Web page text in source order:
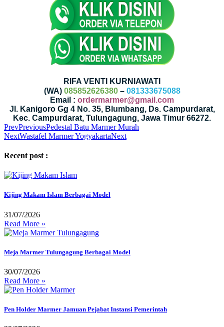
RIFA VENTI KURNIAWATI
(WA) 085852626380– 081333675088
Email : ordermarmer@gmail.com
Jl. Kanigoro Gg 4 No. 35, Blumbang, Ds. Campurdarat,
Kec. Campurdarat, Tulungagung, Jawa Timur 66272.
PrevPreviousPedestal Batu Marmer Murah
NextWastafel Marmer YogyakartaNext
Recent post :
Kijing Makam Islam Berbagai Model
31/07/2026
Read More »
Meja Marmer Tulungagung Berbagai Model
30/07/2026
Read More »
Pen Holder Marmer Jamuan Pejabat Instansi Pemerintah